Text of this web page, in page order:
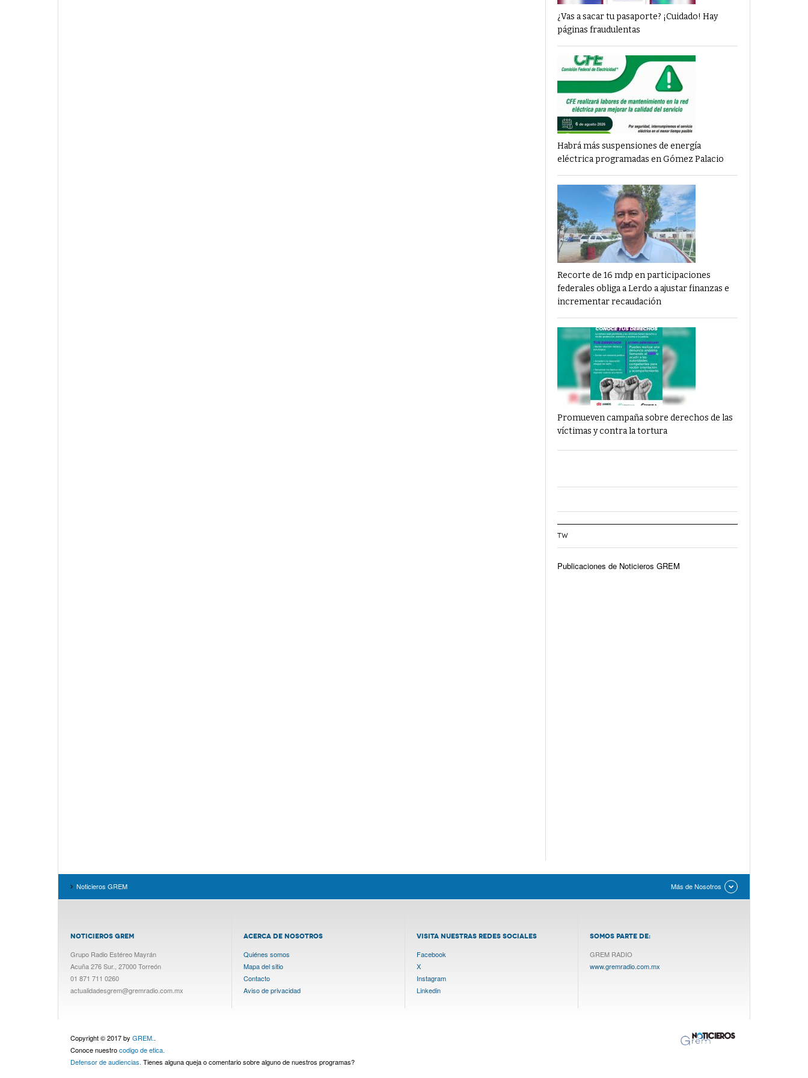
¿Vas a sacar tu pasaporte? ¡Cuidado! Hay
páginas fraudulentas
Habrá más suspensiones de energía
eléctrica programadas en Gómez Palacio
Recorte de 16 mdp en participaciones
federales obliga a Lerdo a ajustar finanzas e
incrementar recaudación
Promueven campaña sobre derechos de las
víctimas y contra la tortura
TW
Publicaciones de Noticieros GREM
Noticieros GREM Más de Nosotros
NOTICIEROS GREM
Grupo Radio Estéreo Mayrán
Acuña 276 Sur., 27000 Torreón
01 871 711 0260
actualidadesgrem@gremradio.com.mx
ACERCA DE NOSOTROS
Quiénes somos
Mapa del sitio
Contacto
Aviso de privacidad
VISITA NUESTRAS REDES SOCIALES
Facebook
X
Instagram
Linkedin
SOMOS PARTE DE:
GREM RADIO
www.gremradio.com.mx
Copyright © 2017 by GREM..
Conoce nuestrocodigo de etica.
Defensor de audiencias. Tienes alguna queja o comentario sobre alguno de nuestros programas?